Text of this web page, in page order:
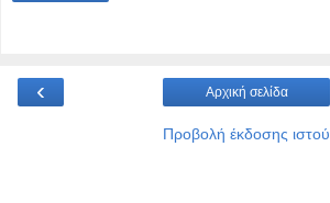
‹ Αρχική σελίδα
Προβολή έκδοσης ιστού